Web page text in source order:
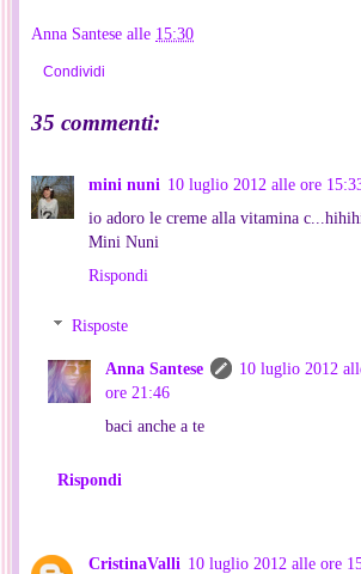
Anna Santese alle 15:30
Condividi
35 commenti:
mini nuni 10 luglio 2012 alle ore
io adoro le creme alla vitamina
Mini Nuni
Rispondi
Risposte
Anna Santese
10 luglio 2012
ore 21:46
baci anche a te
Rispondi
CristinaValli 10 luglio 2012 alle ore